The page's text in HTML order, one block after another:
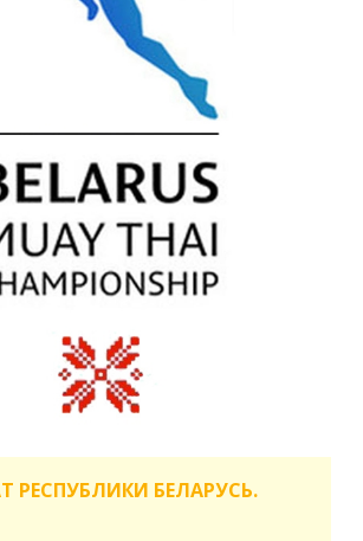
РЕСПУБЛИКИ БЕЛАРУСЬ.